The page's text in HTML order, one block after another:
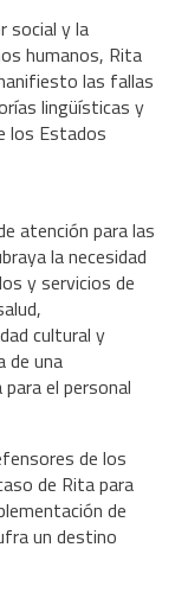
social y la
humanos, Rita
las fallas
lingüísticas y
los Estados
atención para las
la necesidad
y servicios de
cultural y
de una
el personal
de los
de Rita para
de
un destino